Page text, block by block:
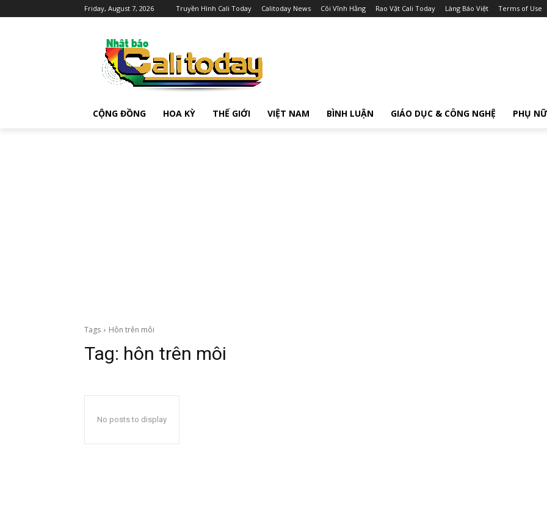
Friday, August 7, 2026 Truyền Hình Cali Today Calitoday News Cõi Vĩnh Hằng Rao Vặt Cali Today Làng Báo Việt Terms of Use
CỘNG ĐỒNG HOA KỲ THẾ GIỚI VIỆT NAM BÌNH LUẬN GIÁO DỤC & CÔNG NGHỆ PHỤ NỮ
Tags Hôn trên môi
Tag: hôn trên môi
No posts to display